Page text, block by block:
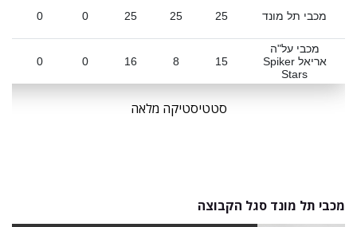
מכבי תל מונד 25
25
25
0
0
מכבי על"ה
אריאל Spiker
Stars
15
8
16
0
0
סטטיסטיקה מלאה
מכבי תל מונד סגל הקבוצה